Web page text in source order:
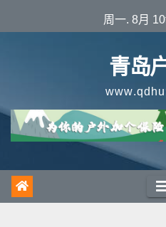
至
周一. 8月
青岛